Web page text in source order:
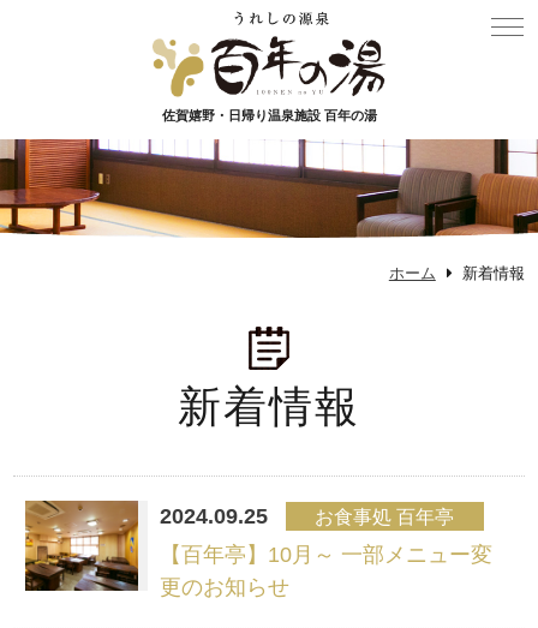
佐賀嬉野・日帰り温泉施設 百年の湯
ホーム 新着情報
新着情報
2024.09.25 お食事処 百年亭
【百年亭】10月～ 一部メニュー変
更のお知らせ